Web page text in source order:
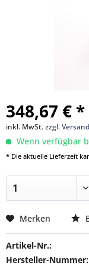
348,67 € *
inkl. MwSt.zzgl.
Wenn verfügbar
* Die aktuelle Lieferzeit
Merken
Artikel-Nr.:
Hersteller-Nummer: